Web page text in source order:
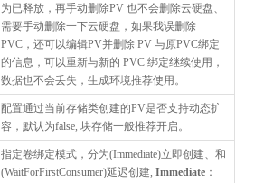
为已释放，再手动删除PV 也不会删除云硬盘、
需要手动删除一下云硬盘，如果我误删除
PVC，还可以编辑PV并删除 PV 与原PVC绑定
的信息，可以重新与新的 PVC 绑定继续使用，
数据也不会丢失，生成环境推荐使用。
配置通过当前存储类创建的PV是否支持动态扩
容，默认为false, 块存储一般推荐开启。
指定卷绑定模式，分为(Immediate)立即创建、和
(WaitForFirstConsumer)延迟创建, Immediate ：